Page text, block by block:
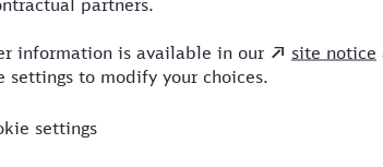
Hbf
5:40 1